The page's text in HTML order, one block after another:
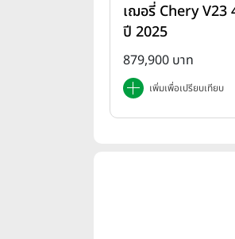
เฌอรี่ Chery V23
ปี 2025
879,900 บาท
เพิ่มเพื่อเปรียบเทียบ